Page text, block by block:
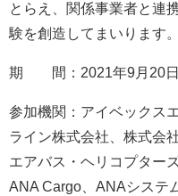
とらえ、関係事業者と連
験を創造してまいります。
期 間：2021年9月20日
参加機関：アイベックス
ライン株式会社、株式会
エアバス・ヘリコプター
ANA Cargo、ANAシステ